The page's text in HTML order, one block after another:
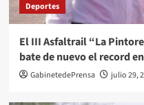
Deportes
El III Asfaltrail “La
bate de nuevo el record
GabinetedePrensa julio 29,